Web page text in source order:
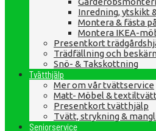
Inredning, ytskikt
Montera & fästa
Montera IKEA-
Presentkort
Trädfällning och
Snö- & Takskottning
Tvätthjälp
Mer om vår tvättservice
Matt- Möbel & textiltvätt
Presentkort tvätthjälp
Tvätt, strykning &
Seniorservice